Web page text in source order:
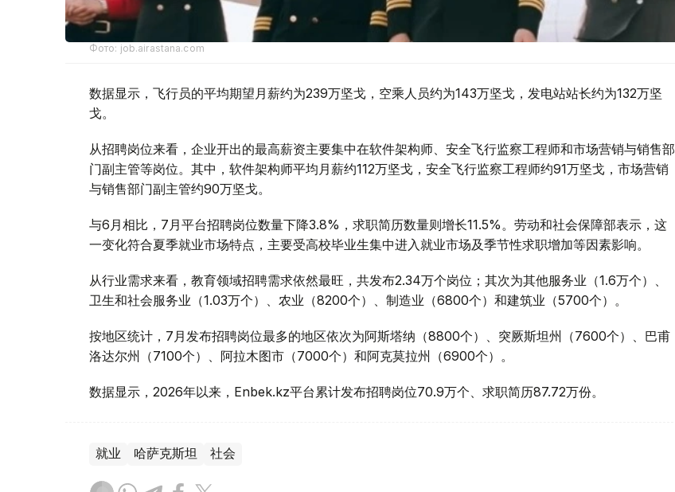
Фото: job.airastana.com
数据显示，飞行员的平均期望月薪约为239万坚戈，空乘人员约为143万坚戈，发电站站长约为132万坚
戈。
从招聘岗位来看，企业开出的最高薪资主要集中在软件架构师、安全飞行监察工程师和市场营销与销售部
门副主管等岗位。其中，软件架构师平均月薪约112万坚戈，安全飞行监察工程师约91万坚戈，市场营销
与销售部门副主管约90万坚戈。
与6月相比，7月平台招聘岗位数量下降3.8%，求职简历数量则增长11.5%。劳动和社会保障部表示，这
一变化符合夏季就业市场特点，主要受高校毕业生集中进入就业市场及季节性求职增加等因素影响。
从行业需求来看，教育领域招聘需求依然最旺，共发布2.34万个岗位；其次为其他服务业（1.6万个）、
卫生和社会服务业（1.03万个）、农业（8200个）、制造业（6800个）和建筑业（5700个）。
按地区统计，7月发布招聘岗位最多的地区依次为阿斯塔纳（8800个）、突厥斯坦州（7600个）、巴甫
洛达尔州（7100个）、阿拉木图市（7000个）和阿克莫拉州（6900个）。
数据显示，2026年以来，Enbek.kz平台累计发布招聘岗位70.9万个、求职简历87.72万份。
就业 哈萨克斯坦 社会